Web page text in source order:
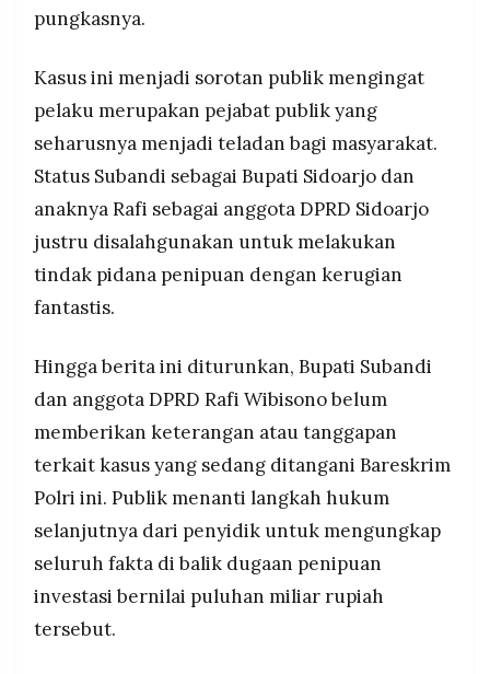
pungkasnya.
Kasus ini menjadi sorotan publik mengingat
pelaku merupakan pejabat publik yang
seharusnya menjadi teladan bagi masyarakat.
Status Subandi sebagai Bupati Sidoarjo dan
anaknya Rafi sebagai anggota DPRD Sidoarjo
justru disalahgunakan untuk melakukan
tindak pidana penipuan dengan kerugian
fantastis.
Hingga berita ini diturunkan, Bupati Subandi
dan anggota DPRD Rafi Wibisono belum
memberikan keterangan atau tanggapan
terkait kasus yang sedang ditangani Bareskrim
Polri ini. Publik menanti langkah hukum
selanjutnya dari penyidik untuk mengungkap
seluruh fakta di balik dugaan penipuan
investasi bernilai puluhan miliar rupiah
tersebut.